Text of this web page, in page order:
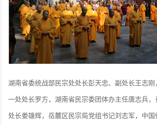
湖南省委统战部民宗处处长彭天忠、副处长王志
一处处长罗方，湖南省民宗委团体办主任唐志兵
处长娄雄辉，岳麓区民宗局党组书记刘志军，中